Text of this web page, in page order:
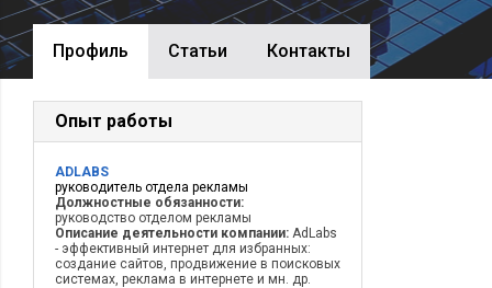
Профиль Cтатьи Контакты
Опыт работы
ADLABS
руководитель отдела рекламы
Должностные обязанности:
руководство отделом рекламы
Описание деятельности компании: AdLabs
- эффективный интернет для избранных:
создание сайтов, продвижение в поисковых
системах, реклама в интернете и мн. др.